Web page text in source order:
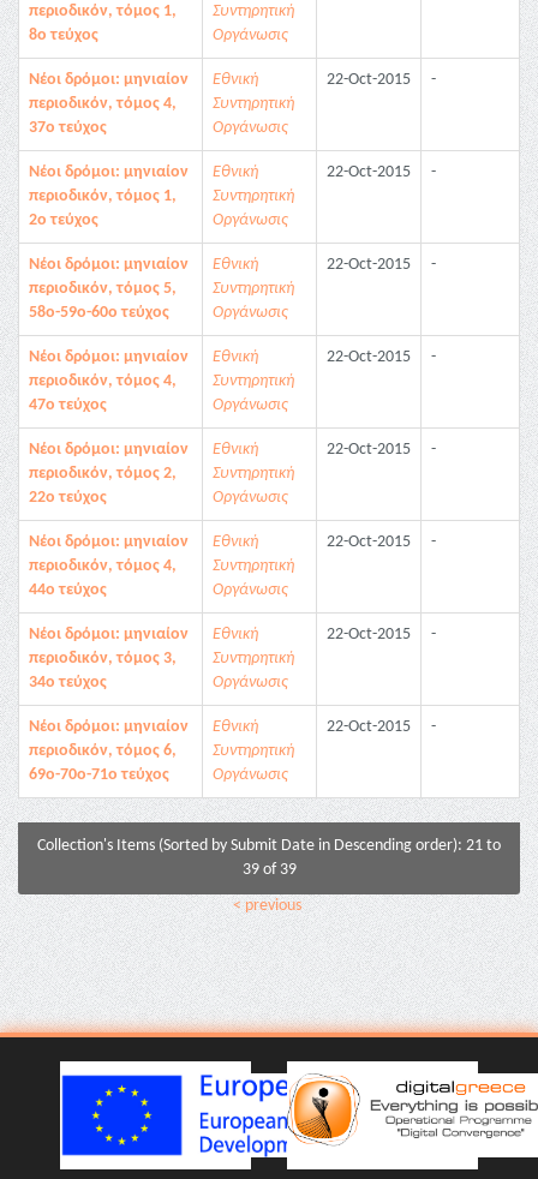
περιοδικόν, τόμος 1,
8ο τεύχος
Συντηρητική
Οργάνωσις
Νέοι δρόμοι: μηνιαίον
περιοδικόν, τόμος 4,
37ο τεύχος
Εθνική
Συντηρητική
Οργάνωσις
22-Oct-2015 -
Νέοι δρόμοι: μηνιαίον
περιοδικόν, τόμος 1,
2ο τεύχος
Εθνική
Συντηρητική
Οργάνωσις
22-Oct-2015 -
Νέοι δρόμοι: μηνιαίον
περιοδικόν, τόμος 5,
58ο-59ο-60ο τεύχος
Εθνική
Συντηρητική
Οργάνωσις
22-Oct-2015 -
Νέοι δρόμοι: μηνιαίον
περιοδικόν, τόμος 4,
47ο τεύχος
Εθνική
Συντηρητική
Οργάνωσις
22-Oct-2015 -
Νέοι δρόμοι: μηνιαίον
περιοδικόν, τόμος 2,
22ο τεύχος
Εθνική
Συντηρητική
Οργάνωσις
22-Oct-2015 -
Νέοι δρόμοι: μηνιαίον
περιοδικόν, τόμος 4,
44ο τεύχος
Εθνική
Συντηρητική
Οργάνωσις
22-Oct-2015 -
Νέοι δρόμοι: μηνιαίον
περιοδικόν, τόμος 3,
34ο τεύχος
Εθνική
Συντηρητική
Οργάνωσις
22-Oct-2015 -
Νέοι δρόμοι: μηνιαίον
περιοδικόν, τόμος 6,
69ο-70ο-71ο τεύχος
Εθνική
Συντηρητική
Οργάνωσις
22-Oct-2015 -
Collection's Items (Sorted by Submit Date in Descending order): 21 to
39 of 39
< previous